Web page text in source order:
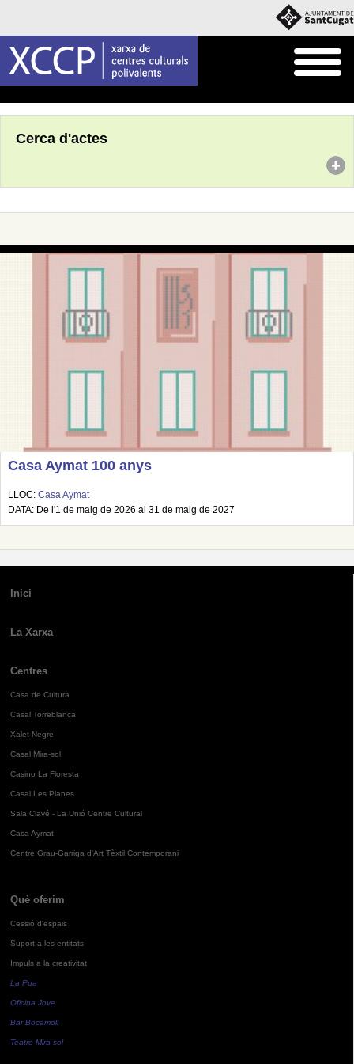
Cerca d'actes
Casa Aymat 100 anys
LLOC: Casa Aymat
DATA: De l'1 de maig de 2026 al 31 de maig de 2027
Inici
La Xarxa
Centres
Casa de Cultura
Casal Torreblanca
Xalet Negre
Casal Mira-sol
Casino La Floresta
Casal Les Planes
Sala Clavé - La Unió Centre Cultural
Casa Aymat
Centre Grau-Garriga d'Art Tèxtil Contemporani
Què oferim
Cessió d'espais
Suport a les entitats
Impuls a la creativitat
La Pua
Oficina Jove
Bar Bocamoll
Teatre Mira-sol